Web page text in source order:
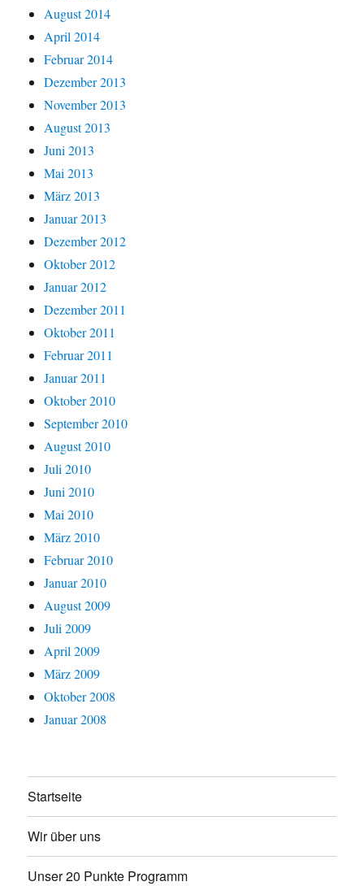
August 2014
April 2014
Februar 2014
Dezember 2013
November 2013
August 2013
Juni 2013
Mai 2013
März 2013
Januar 2013
Dezember 2012
Oktober 2012
Januar 2012
Dezember 2011
Oktober 2011
Februar 2011
Januar 2011
Oktober 2010
September 2010
August 2010
Juli 2010
Juni 2010
Mai 2010
März 2010
Februar 2010
Januar 2010
August 2009
Juli 2009
April 2009
März 2009
Oktober 2008
Januar 2008
Startseite
Wir über uns
Unser 20 Punkte Programm